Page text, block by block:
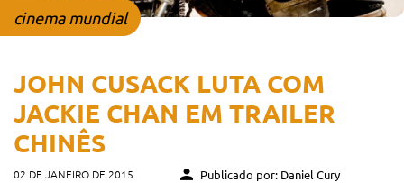
cinema mundial
JOHN CUSACK LUTA COM
JACKIE CHAN EM TRAILER
CHINÊS
02 DE JANEIRO DE 2015 Publicado por: Daniel Cury